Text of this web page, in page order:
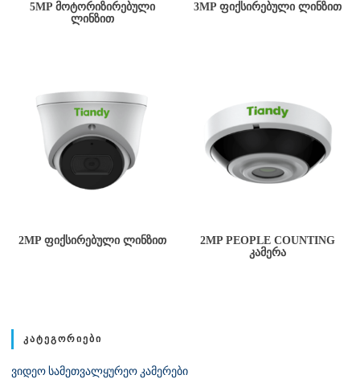
5MP ᲛᲝᲢᲝᲠᲘᲖᲘᲠᲔᲑᲣᲚᲘ
ᲚᲘᲜᲖᲘᲗ
3MP ᲤᲘᲥᲡᲘᲠᲔᲑᲣᲚᲘ ᲚᲘᲜᲖᲘᲗ
2MP ᲤᲘᲥᲡᲘᲠᲔᲑᲣᲚᲘ ᲚᲘᲜᲖᲘᲗ
2MP PEOPLE COUNTING
ᲙᲐᲛᲔᲠᲐ
ᲙᲐᲢᲔᲒᲝᲠᲘᲔᲑᲘ
ვიდეო სამეთვალყურეო კამერები